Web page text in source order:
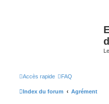
Accès rapide FAQ
Index du forum Agrément